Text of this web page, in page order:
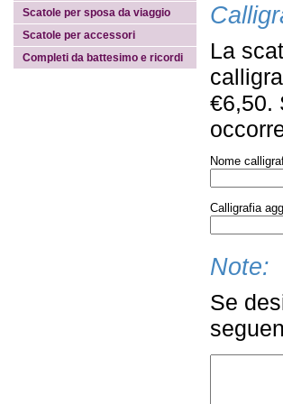
Scatole per sposa da viaggio
Scatole per accessori
Completi da battesimo e ricordi
La
€6,50.
Nome
Calligrafia
Note:
Se